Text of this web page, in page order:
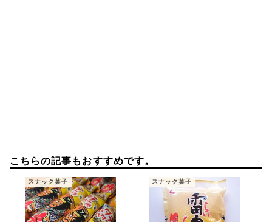
こちらの記事もおすすめです。
スナック菓子 スナック菓子